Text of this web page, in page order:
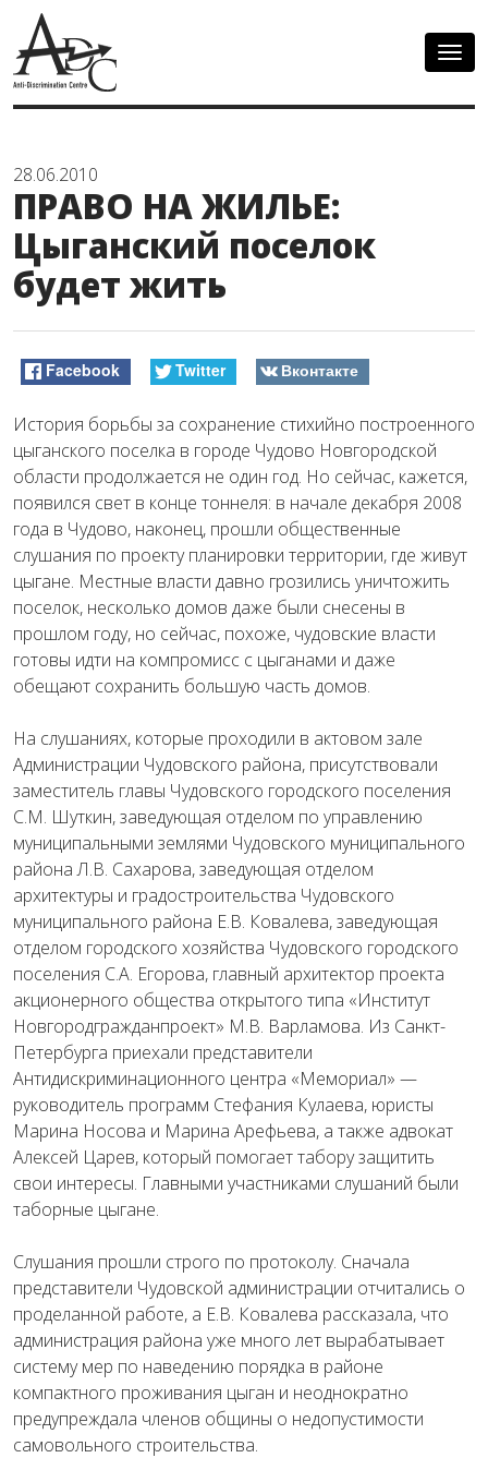
28.06.2010
ПРАВО НА ЖИЛЬЕ:
Цыганский поселок
будет жить
Facebook Twitter Вконтакте
История борьбы за сохранение стихийно построенного
цыганского поселка в городе Чудово Новгородской
области продолжается не один год. Но сейчас, кажется,
появился свет в конце тоннеля: в начале декабря 2008
года в Чудово, наконец, прошли общественные
слушания по проекту планировки территории, где живут
цыгане. Местные власти давно грозились уничтожить
поселок, несколько домов даже были снесены в
прошлом году, но сейчас, похоже, чудовские власти
готовы идти на компромисс с цыганами и даже
обещают сохранить большую часть домов.
На слушаниях, которые проходили в актовом зале
Администрации Чудовского района, присутствовали
заместитель главы Чудовского городского поселения
С.М. Шуткин, заведующая отделом по управлению
муниципальными землями Чудовского муниципального
района Л.В. Сахарова, заведующая отделом
архитектуры и градостроительства Чудовского
муниципального района Е.В. Ковалева, заведующая
отделом городского хозяйства Чудовского городского
поселения С.А. Егорова, главный архитектор проекта
акционерного общества открытого типа «Институт
Новгородгражданпроект» М.В. Варламова. Из Санкт-
Петербурга приехали представители
Антидискриминационного центра «Мемориал» —
руководитель программ Стефания Кулаева, юристы
Марина Носова и Марина Арефьева, а также адвокат
Алексей Царев, который помогает табору защитить
свои интересы. Главными участниками слушаний были
таборные цыгане.
Слушания прошли строго по протоколу. Сначала
представители Чудовской администрации отчитались о
проделанной работе, а Е.В. Ковалева рассказала, что
администрация района уже много лет вырабатывает
систему мер по наведению порядка в районе
компактного проживания цыган и неоднократно
предупреждала членов общины о недопустимости
самовольного строительства.